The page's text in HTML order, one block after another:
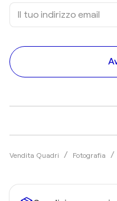
Vendita Quadri Fotografia